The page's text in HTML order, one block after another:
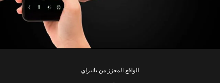
الواقع المعزز من بانيراي